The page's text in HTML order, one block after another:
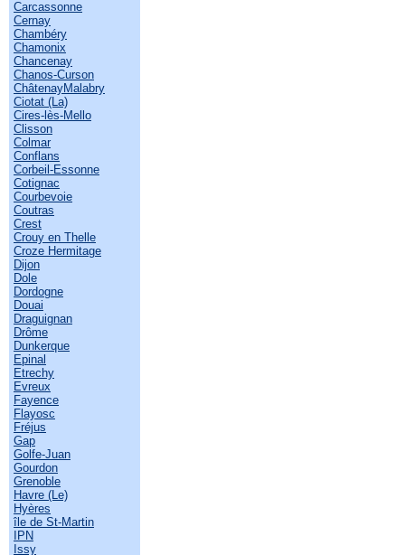
Carcassonne
Cernay
Chambéry
Chamonix
Chancenay
Chanos-Curson
ChâtenayMalabry
Ciotat (La)
Cires-lès-Mello
Clisson
Colmar
Conflans
Corbeil-Essonne
Cotignac
Courbevoie
Coutras
Crest
Crouy en Thelle
Croze Hermitage
Dijon
Dole
Dordogne
Douai
Draguignan
Drôme
Dunkerque
Epinal
Etrechy
Evreux
Fayence
Flayosc
Fréjus
Gap
Golfe-Juan
Gourdon
Grenoble
Havre (Le)
Hyères
île de St-Martin
IPN
Issy